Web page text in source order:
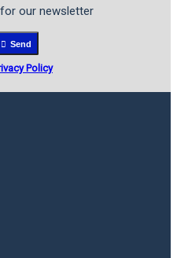
our newsletter
Send
Policy